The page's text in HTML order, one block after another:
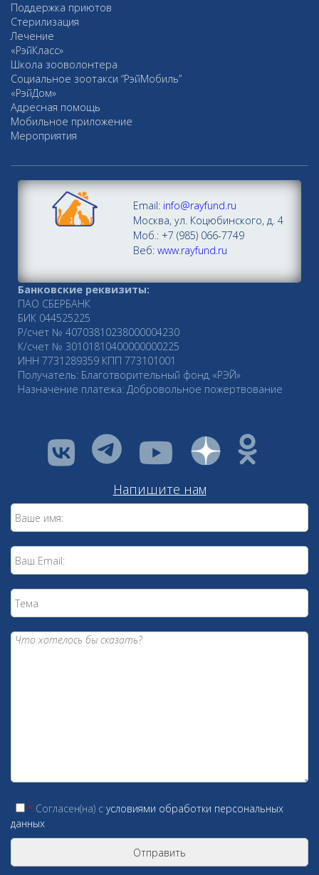
Поддержка приютов
Стерилизация
Лечение
«РэйКласс»
Школа зооволонтера
Социальное зоотакси “РэйМобиль”
«РэйДом»
Адресная помощь
Мобильное приложение
Мероприятия
Email: info@rayfund.ru
Москва, ул. Коцюбинского, д. 4
Моб.: +7 (985) 066-7749
Веб:www.rayfund.ru
Банковские реквизиты:
ПАО СБЕРБАНК
БИК 044525225
Р/счет № 40703810238000004230
К/счет № 30101810400000000225
ИНН 7731289359 КПП 773101001
Получатель: Благотворительный фонд «РЭЙ»
Назначение платежа: Добровольное пожертвование
vkontakte youtube
Напишите нам
* Согласен(на) c условиями обработки персональных
данных